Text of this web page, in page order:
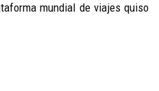
mundial de viajes quiso